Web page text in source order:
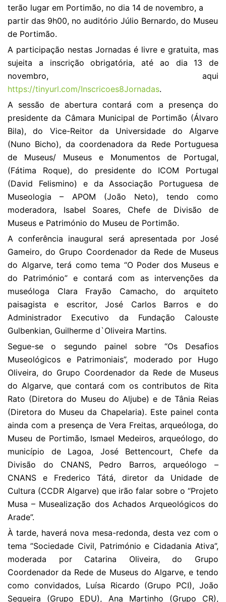
terão lugar em Portimão, no dia 14 de novembro, a
partir das 9h00, no auditório Júlio Bernardo, do Museu
de Portimão.
A participação nestas Jornadas é livre e gratuita, mas
sujeita a inscrição obrigatória, até ao dia 13 de
novembro, aqui
https://tinyurl.com/Inscricoes8Jornadas.
A sessão de abertura contará com a presença do
presidente da Câmara Municipal de Portimão (Álvaro
Bila), do Vice-Reitor da Universidade do Algarve
(Nuno Bicho), da coordenadora da Rede Portuguesa
de Museus/ Museus e Monumentos de Portugal,
(Fátima Roque), do presidente do ICOM Portugal
(David Felismino) e da Associação Portuguesa de
Museologia – APOM (João Neto), tendo como
moderadora, Isabel Soares, Chefe de Divisão de
Museus e Património do Museu de Portimão.
A conferência inaugural será apresentada por José
Gameiro, do Grupo Coordenador da Rede de Museus
do Algarve, terá como tema “O Poder dos Museus e
do Património” e contará com as intervenções da
museóloga Clara Frayão Camacho, do arquiteto
paisagista e escritor, José Carlos Barros e do
Administrador Executivo da Fundação Calouste
Gulbenkian, Guilherme d`Oliveira Martins.
Segue-se o segundo painel sobre “Os Desafios
Museológicos e Patrimoniais”, moderado por Hugo
Oliveira, do Grupo Coordenador da Rede de Museus
do Algarve, que contará com os contributos de Rita
Rato (Diretora do Museu do Aljube) e de Tânia Reias
(Diretora do Museu da Chapelaria). Este painel conta
ainda com a presença de Vera Freitas, arqueóloga, do
Museu de Portimão, Ismael Medeiros, arqueólogo, do
município de Lagoa, José Bettencourt, Chefe da
Divisão do CNANS, Pedro Barros, arqueólogo –
CNANS e Frederico Tátá, diretor da Unidade de
Cultura (CCDR Algarve) que irão falar sobre o “Projeto
Musa – Musealização dos Achados Arqueológicos do
Arade”.
À tarde, haverá nova mesa-redonda, desta vez com o
tema ”Sociedade Civil, Património e Cidadania Ativa”,
moderada por Catarina Oliveira, do Grupo
Coordenador da Rede de Museus do Algarve, e tendo
como convidados, Luísa Ricardo (Grupo PCI), João
Sequeira (Grupo EDU), Ana Martinho (Grupo CR),